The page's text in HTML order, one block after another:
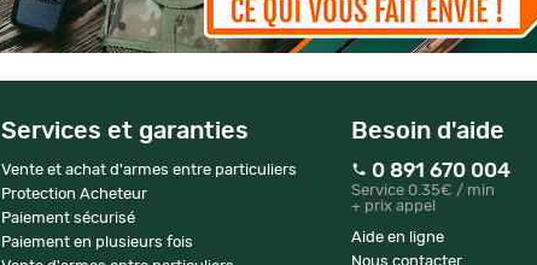
Services et garanties
Vente et achat d'armes entre particuliers
Protection Acheteur
Paiement sécurisé
Paiement en plusieurs fois
Besoin d'aide
0 891 670 004
Service 0.35€ / min
+ prix appel
Aide en ligne